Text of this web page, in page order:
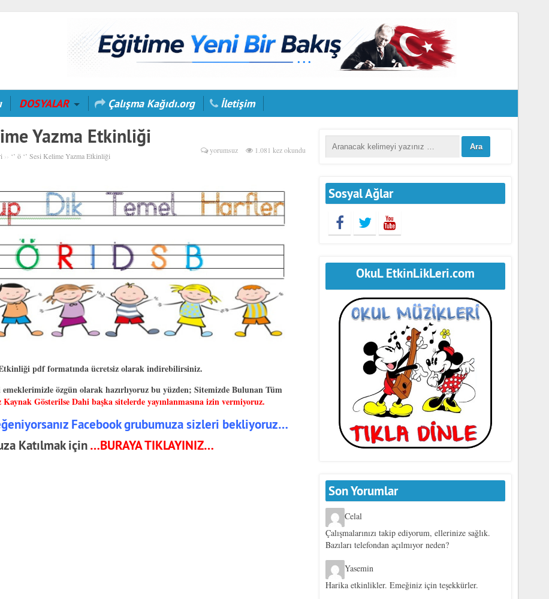
DOSYALAR Çalışma Kağıdı.org İletişim
Yazma Etkinliği
›› ‘’ ö ‘’ Sesi Kelime Yazma Etkinliği
yorumsuz 1.081 kez okundu
Etkinliği pdf formatında ücretsiz olarak indirebilirsiniz.
emeklerimizle özgün olarak hazırlıyoruz bu yüzden;Sitemizde Bulunan Tüm
Kaynak Gösterilse Dahi başka sitelerde yayınlanmasına izin vermiyoruz.
Facebook grubumuza sizleri bekliyoruz…
Katılmak için…BURAYA TIKLAYINIZ…
Sosyal Ağlar
OkuL EtkinLikLeri.com
Son Yorumlar
Celal
Çalışmalarınızı takip ediyorum, ellerinize sağlık.
Bazıları telefondan açılmıyor neden?
Yasemin
Harika etkinlikler. Emeğiniz için teşekkürler.